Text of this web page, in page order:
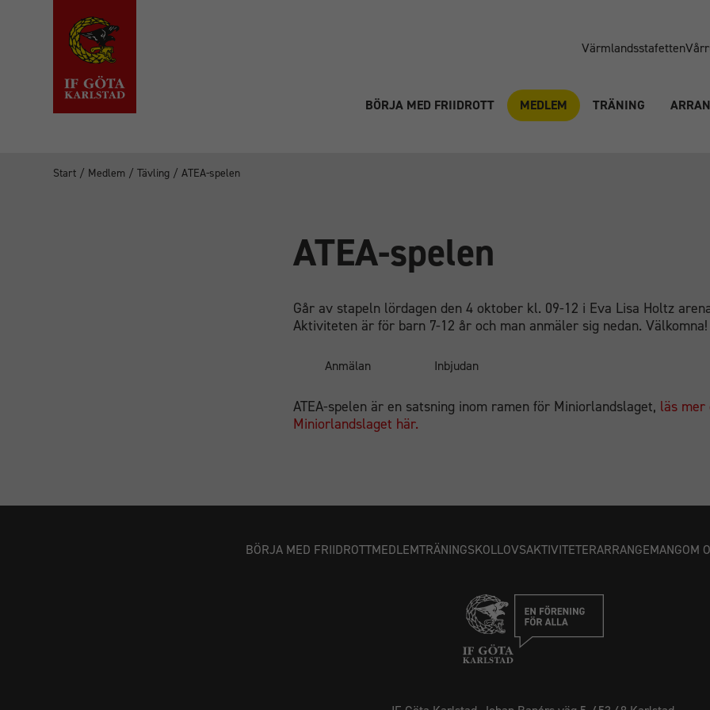
Värmlandsstafetten
BÖRJA MED FRIIDROTT MEDLEM TRÄNING
Start / Medlem /Tävling /ATEA-spelen
ATEA-spelen
Går av stapeln lördagen den 4 oktober kl. 09-12 i Eva Lisa Holtz
Aktiviteten är för barn 7-12 år och man anmäler sig nedan. Välkomna!
Anmälan Inbjudan
ATEA-spelen är en satsning inom ramen för Miniorlandslaget, läs mer
Miniorlandslaget här.
BÖRJA MED FRIIDROTTMEDLEMTRÄNINGSKOLLOVSAKTIVITETERARRANGEMANGOM